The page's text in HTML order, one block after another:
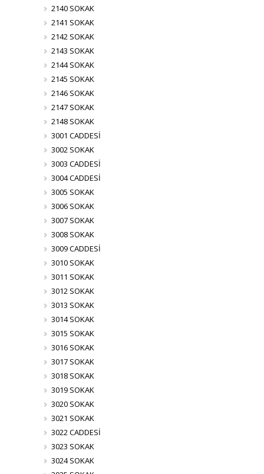
2140 SOKAK
2141 SOKAK
2142 SOKAK
2143 SOKAK
2144 SOKAK
2145 SOKAK
2146 SOKAK
2147 SOKAK
2148 SOKAK
3001 CADDESİ
3002 SOKAK
3003 CADDESİ
3004 CADDESİ
3005 SOKAK
3006 SOKAK
3007 SOKAK
3008 SOKAK
3009 CADDESİ
3010 SOKAK
3011 SOKAK
3012 SOKAK
3013 SOKAK
3014 SOKAK
3015 SOKAK
3016 SOKAK
3017 SOKAK
3018 SOKAK
3019 SOKAK
3020 SOKAK
3021 SOKAK
3022 CADDESİ
3023 SOKAK
3024 SOKAK